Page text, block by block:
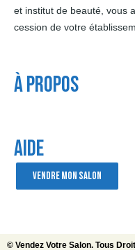
et institut de beauté, vous
cession de votre
À Propos
AIDE
VENDRE MON SALON
© Vendez Votre Salon. Tous